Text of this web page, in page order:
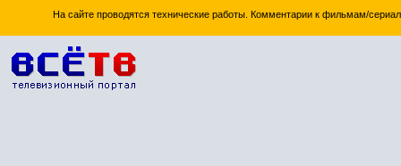
На сайте проводятся технические работы. Комментарии к фильмам/